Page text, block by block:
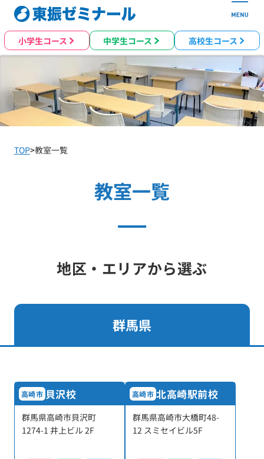
小学生コース 中学生コース 高校生コース
TOP>教室一覧
教室一覧
地区・エリアから選ぶ
群馬県
高崎市 貝沢校
群馬県高崎市貝沢町
1274-1 井上ビル 2F
高崎市 北高崎駅前校
群馬県高崎市大橋町48-
12 スミセイビル5F